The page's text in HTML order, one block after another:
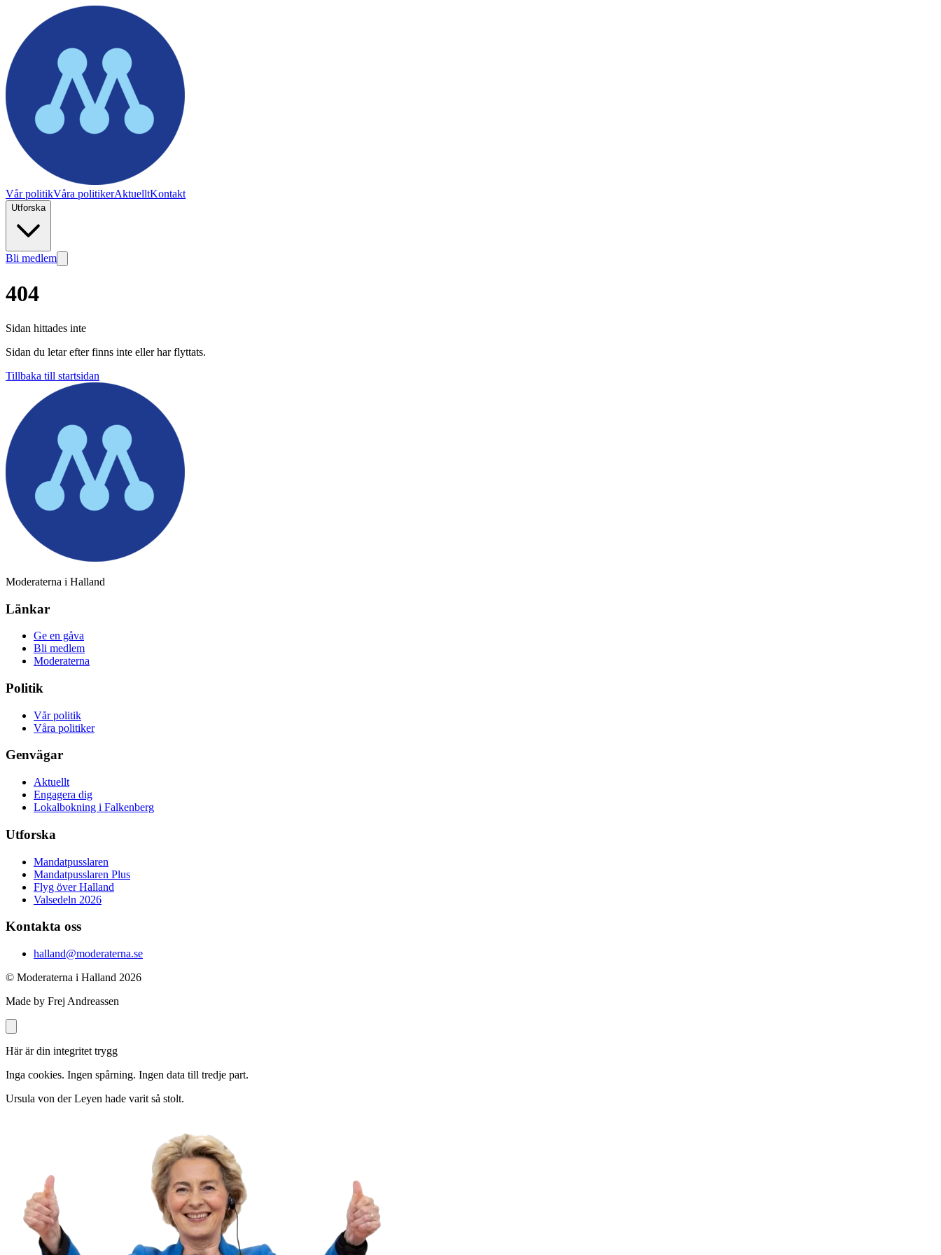
Vår politikVåra politikerAktuelltKontakt
Utforska
Bli medlem
404
Sidan hittades inte
Sidan du letar efter finns inte eller har flyttats.
Tillbaka till startsidan
Moderaterna i Halland
Länkar
Ge en gåva
Bli medlem
Moderaterna
Politik
Vår politik
Våra politiker
Genvägar
Aktuellt
Engagera dig
Lokalbokning i Falkenberg
Utforska
Mandatpusslaren
Mandatpusslaren Plus
Flyg över Halland
Valsedeln 2026
Kontakta oss
halland@moderaterna.se
© Moderaterna i Halland 2026
Made by Frej Andreassen
Här är din integritet trygg
Inga cookies. Ingen spårning. Ingen data till tredje part.
Ursula von der Leyen hade varit så stolt.